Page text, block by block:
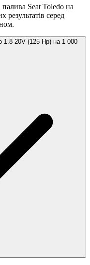
Seat Toledo на
серед
1.8 20V (125 Hp) на 1 000